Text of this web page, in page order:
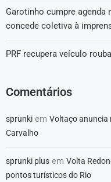
Garotinho cumpre agenda
concede coletiva à
PRF recupera veículo
Comentários
sprunki em Voltaço anuncia
Carvalho
sprunki plus em Volta
pontos turísticos do Rio